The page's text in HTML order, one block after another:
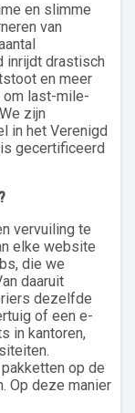
en slimme
van
inrijdt drastisch
en meer
last-mile-
zijn
in het Verenigd
gecertificeerd
vervuiling te
elke website
die we
daaruit
dezelfde
of een e-
in kantoren,
op de
Op deze manier